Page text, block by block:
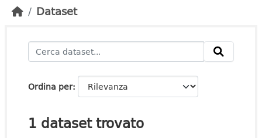
Dataset
Ordina per
1 dataset trovato